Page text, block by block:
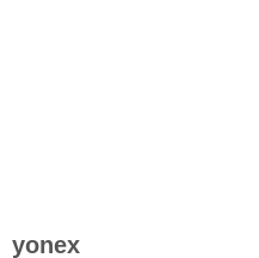
yonex